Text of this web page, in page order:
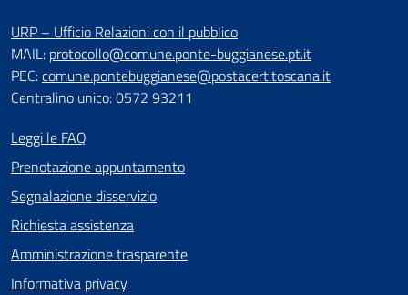
URP – Ufficio Relazioni con il pubblico
MAIL: protocollo@comune.ponte-buggianese.pt.it
PEC:comune.pontebuggianese@postacert.toscana.it
Centralino unico: 0572 93211
Leggi le FAQ
Prenotazione appuntamento
Segnalazione disservizio
Richiesta assistenza
Amministrazione trasparente
Informativa privacy